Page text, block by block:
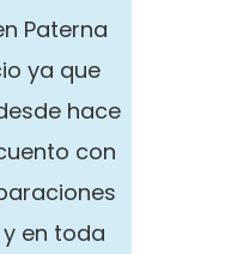
Paterna
ya que
hace
con
en toda